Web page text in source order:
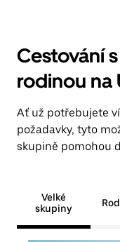
Cestování
rodinou na
Ať už potřebujete
požadavky, tyto
skupině pomohou
Velké
skupiny